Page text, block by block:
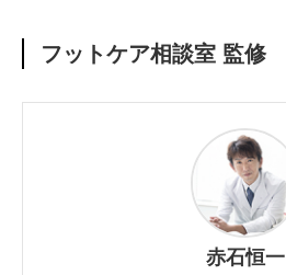
フットケア相談室 監修
赤石恒一